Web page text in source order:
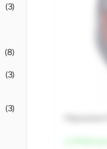
(3)
(8)
(3)
(3)